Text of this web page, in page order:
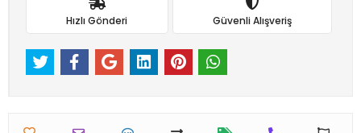
Hızlı Gönderi Güvenli Alışveriş